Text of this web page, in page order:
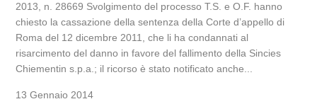
2013, n. 28669 Svolgimento del processo T.S. e O.F. hanno
chiesto la cassazione della sentenza della Corte d’appello di
Roma del 12 dicembre 2011, che li ha condannati al
risarcimento del danno in favore del fallimento della Sincies
Chiementin s.p.a.; il ricorso è stato notificato anche...
13 Gennaio 2014